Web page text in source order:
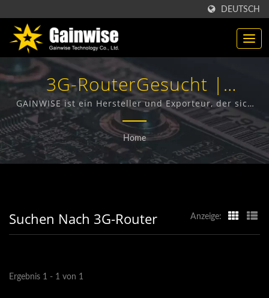
DEUTSCH
3G-RouterGesucht |
Hergestellt In Taiwan |
Hersteller Von
GAINWISE ist ein Hersteller und Exporteur, der sich
auf das Design, die Entwicklung und die Herstellung
von Festnetz-Funkterminals, 4G-Türsprechanlagen,
4G-Toröffnern und 4G-Rauchmeldern spezialisiert
hat.
Home
Suchen Nach 3G-Router Anzeige:
Ergebnis 1 - 1 von 1